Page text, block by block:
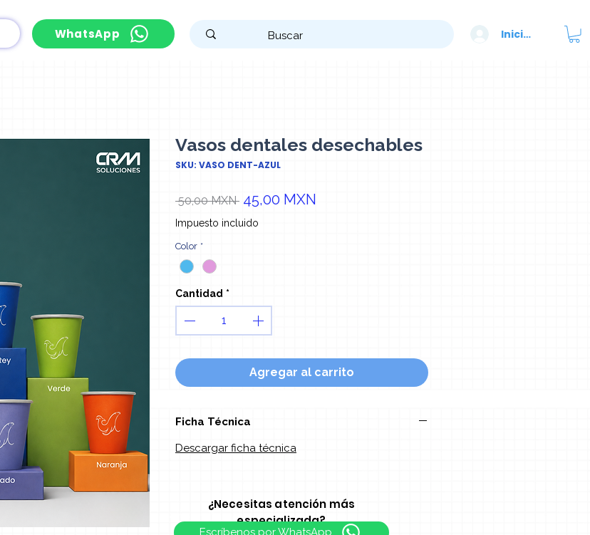
WhatsApp Iniciar sesión
Vasos dentales desechables
SKU: VASO DENT-AZUL
50,00 MXN Precio
45,00 MXN
Impuesto incluido
Color *
Cantidad *
Agregar al carrito
Ficha Técnica
Descargar ficha técnica
¿Necesitas atención más
especializada?
Escríbenos por WhatsApp